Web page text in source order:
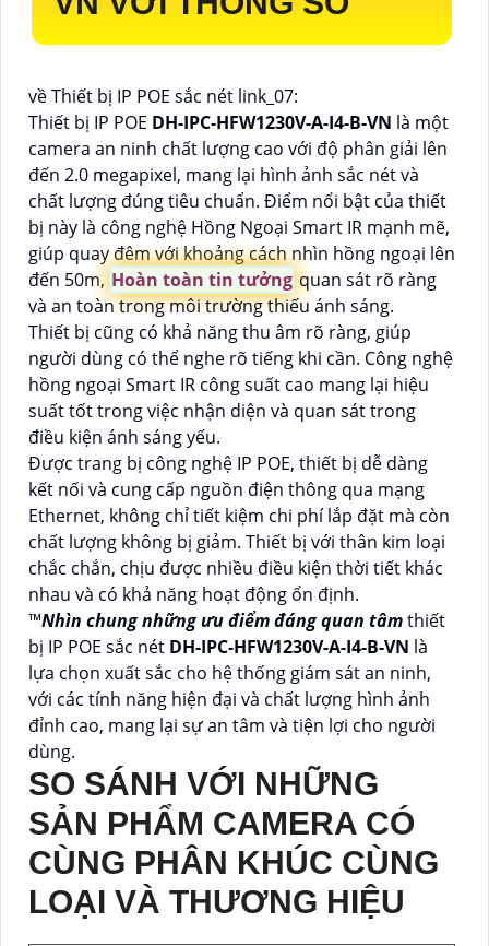
về Thiết bị IP POE sắc nét link_07:
Thiết bị IP POE DH-IPC-HFW1230V-A-I4-B-VN là một
camera an ninh chất lượng cao với độ phân giải lên
đến 2.0 megapixel, mang lại hình ảnh sắc nét và
chất lượng đúng tiêu chuẩn. Điểm nổi bật của thiết
bị này là công nghệ Hồng Ngoại Smart IR mạnh mẽ,
giúp quay đêm với khoảng cách nhìn hồng ngoại lên
đến 50m, Hoàn toàn tin tưởng quan sát rõ ràng
và an toàn trong môi trường thiếu ánh sáng.
Thiết bị cũng có khả năng thu âm rõ ràng, giúp
người dùng có thể nghe rõ tiếng khi cần. Công nghệ
hồng ngoại Smart IR công suất cao mang lại hiệu
suất tốt trong việc nhận diện và quan sát trong
điều kiện ánh sáng yếu.
Được trang bị công nghệ IP POE, thiết bị dễ dàng
kết nối và cung cấp nguồn điện thông qua mạng
Ethernet, không chỉ tiết kiệm chi phí lắp đặt mà còn
chất lượng không bị giảm. Thiết bị với thân kim loại
chắc chắn, chịu được nhiều điều kiện thời tiết khác
nhau và có khả năng hoạt động ổn định.
™️Nhìn chung những ưu điểm đáng quan tâmthiết
bị IP POE sắc nét DH-IPC-HFW1230V-A-I4-B-VN là
lựa chọn xuất sắc cho hệ thống giám sát an ninh,
với các tính năng hiện đại và chất lượng hình ảnh
đỉnh cao, mang lại sự an tâm và tiện lợi cho người
dùng.
SO SÁNH VỚI NHỮNG
SẢN PHẨM CAMERA CÓ
CÙNG PHÂN KHÚC CÙNG
LOẠI VÀ THƯƠNG HIỆU